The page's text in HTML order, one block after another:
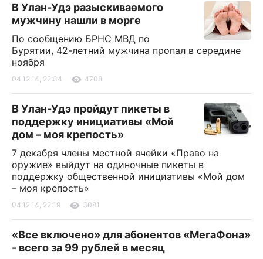
В Улан-Удэ разыскиваемого
мужчину нашли в морге
По сообщению БРНС МВД по
Бурятии, 42-летний мужчина пропал в середине
ноября
04.12.14, 22:34 4708
В Улан-Удэ пройдут пикеты в
поддержку инициативы «Мой
дом – моя крепость»
7 декабря члены местной ячейки «Право на
оружие» выйдут на одиночные пикеты в
поддержку общественной инициативы «Мой дом
– моя крепость»
04.12.14, 22:19 3081
«Все включено» для абонентов «МегаФона»
- всего за 99 рублей в месяц